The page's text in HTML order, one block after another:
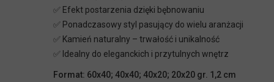
✅ Efekt postarzenia dzięki bębnowaniu
✅ Ponadczasowy styl pasujący do wielu aranżacji
✅ Kamień naturalny – trwałość i unikalność
✅ Idealny do eleganckich i przytulnych wnętrz
Format: 60x40; 40x40; 40x20; 20x20 gr. 1,2 cm